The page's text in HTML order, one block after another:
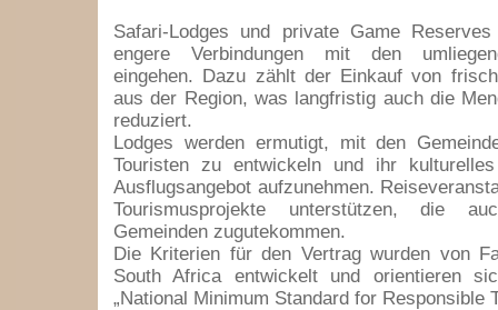
Safari-Lodges und private Game
engere Verbindungen mit den
eingehen. Dazu zählt der Einkauf von
aus der Region, was langfristig auch die
reduziert.
Lodges werden ermutigt, mit den
Touristen zu entwickeln und ihr
Ausflugsangebot aufzunehmen.
Tourismusprojekte unterstützen, die
Gemeinden zugutekommen.
Die Kriterien für den Vertrag wurden von
South Africa entwickelt und orientieren
„National Minimum Standard for Responsible